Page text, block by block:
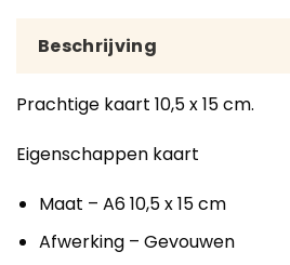
Beschrijving
Prachtige kaart 10,5 x 15 cm.
Eigenschappen kaart
Maat – A6 10,5 x 15 cm
Afwerking – Gevouwen